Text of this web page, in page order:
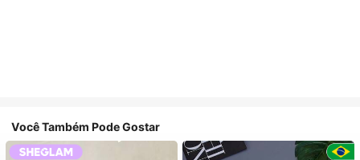
Você Também Pode Gostar